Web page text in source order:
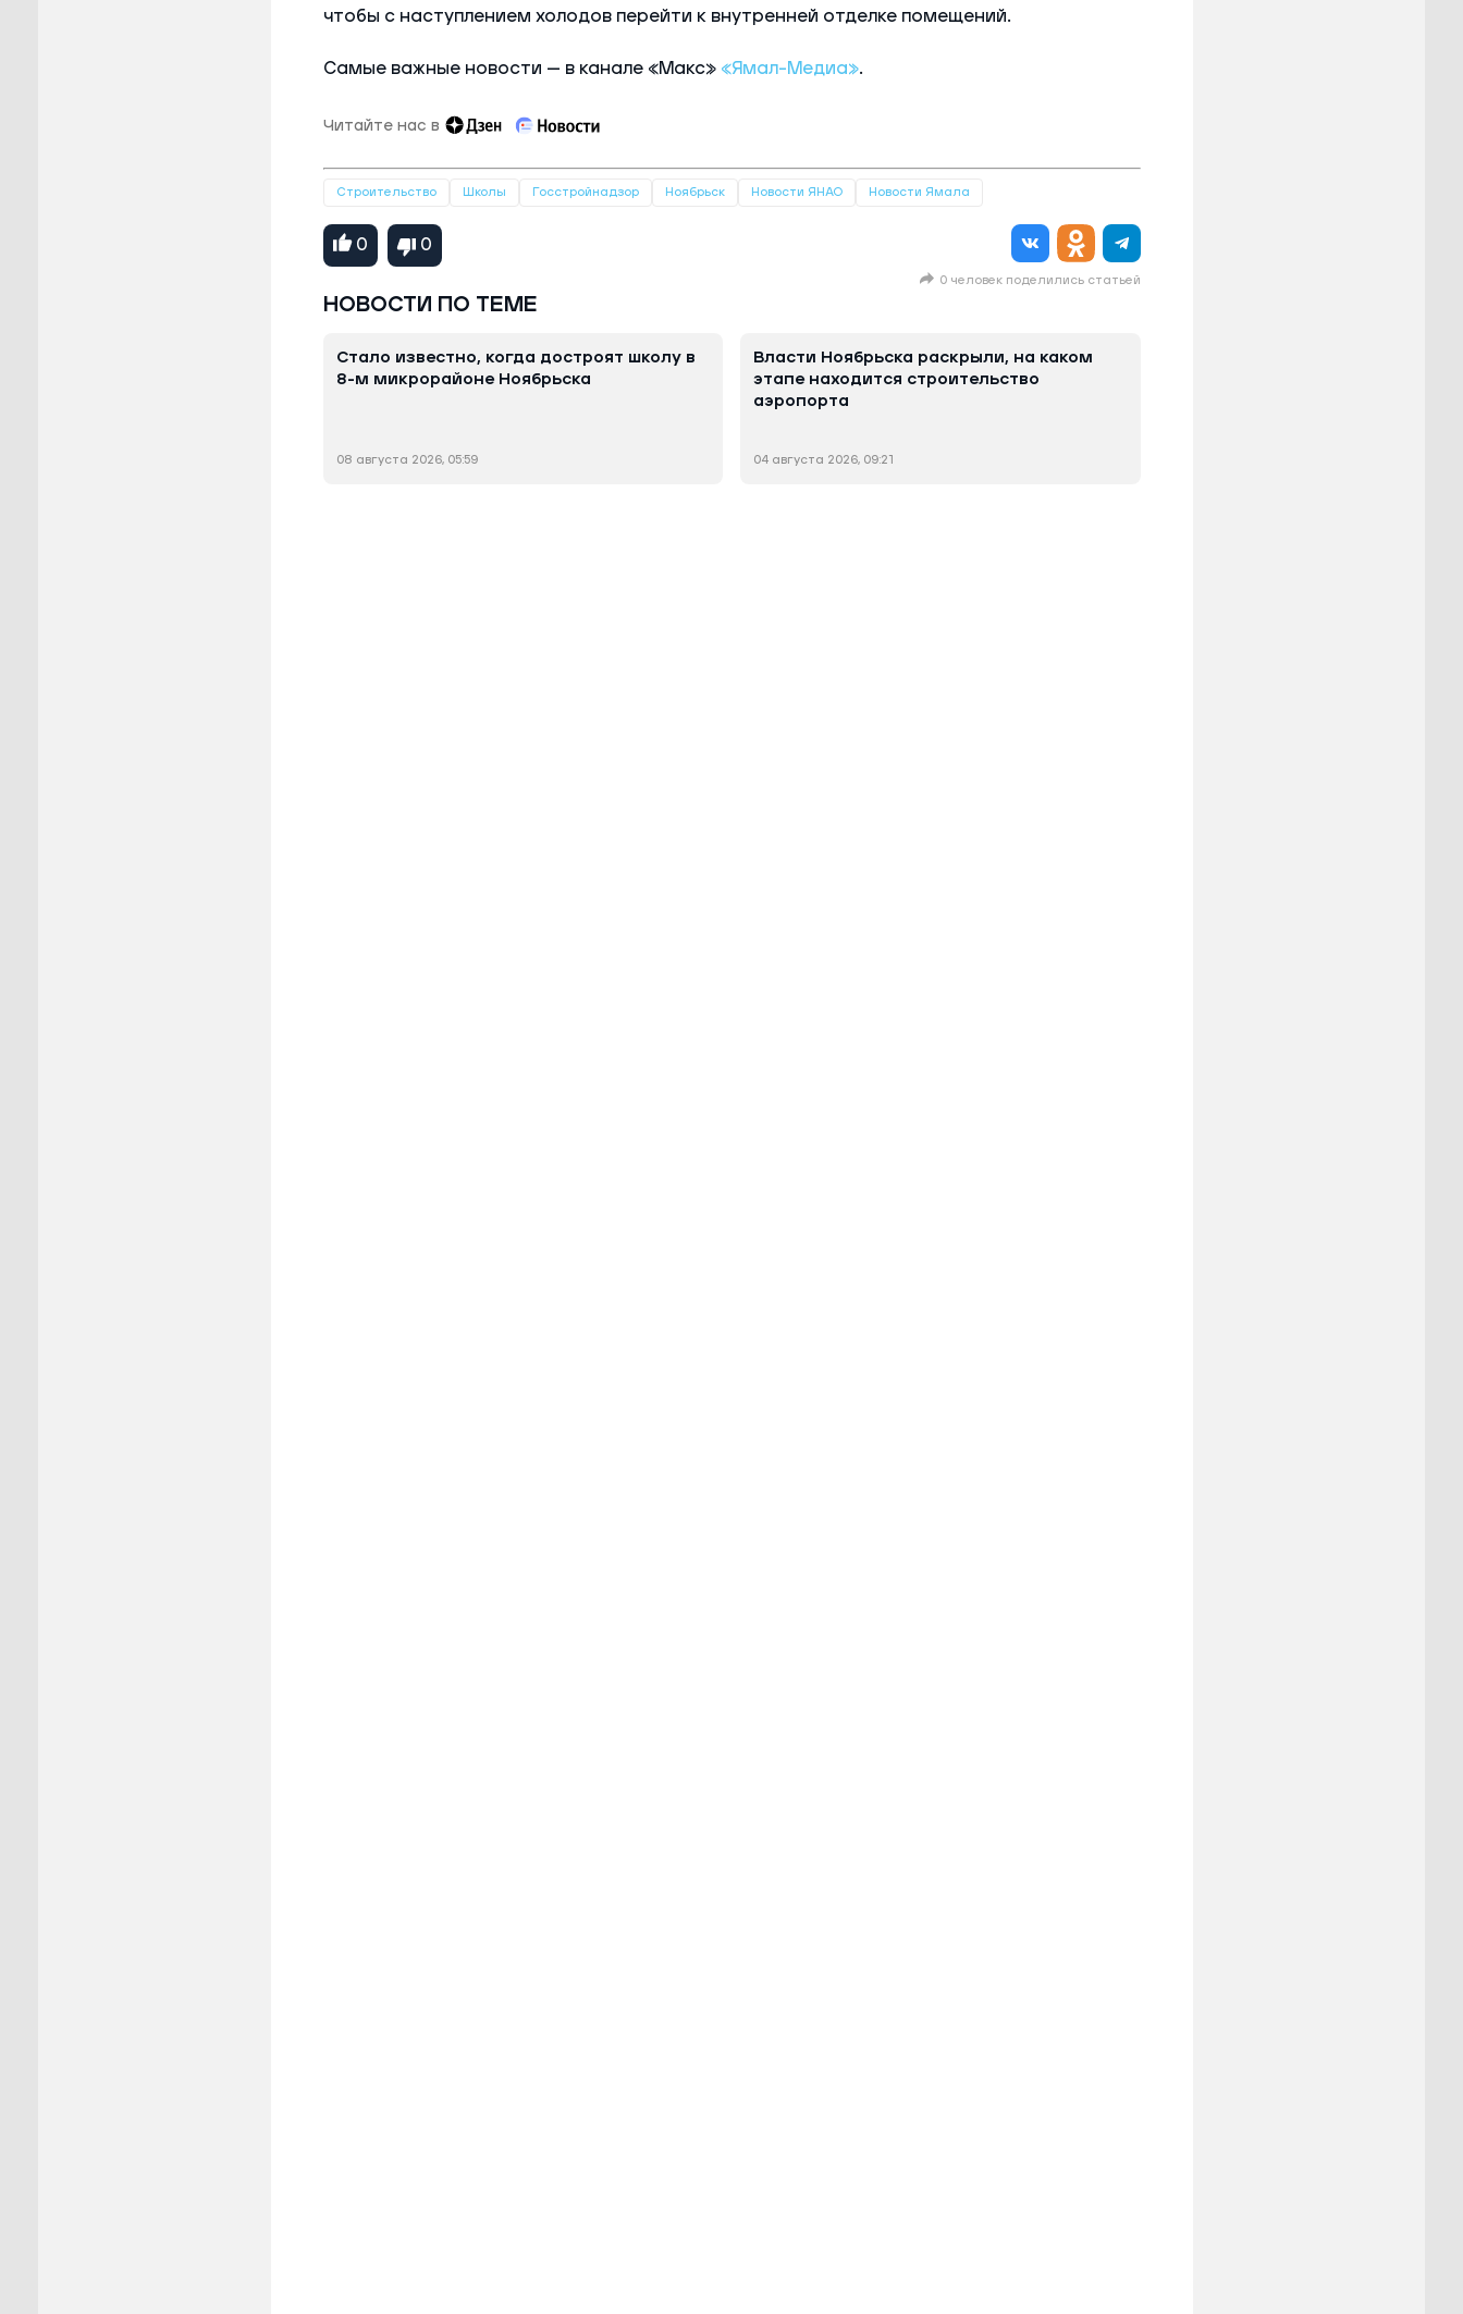
чтобы с наступлением холодов перейти к внутренней отделке помещений.
Самые важные новости — в канале «Макс» «Ямал-Медиа».
Читайте нас в
Строительство Школы Госстройнадзор Ноябрьск Новости ЯНАО Новости Ямала
0 0
0 человек поделились статьей
НОВОСТИ ПО ТЕМЕ
Стало известно, когда достроят школу в
8-м микрорайоне Ноябрьска
08 августа 2026, 05:59
Власти Ноябрьска раскрыли, на каком
этапе находится строительство
аэропорта
04 августа 2026, 09:21